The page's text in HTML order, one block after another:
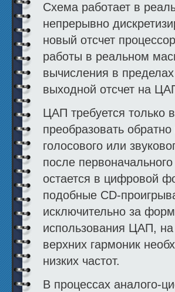
Схема работает в
непрерывно
новый отсчет
работы в реальном
вычисления в
выходной отсчет на
ЦАП требуется только
преобразовать
голосового или
после
остается в цифровой
подобные CD-
исключительно за
использования ЦАП,
верхних гармоник
низких частот.
В процессах аналого-